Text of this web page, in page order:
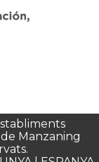
Manzaning